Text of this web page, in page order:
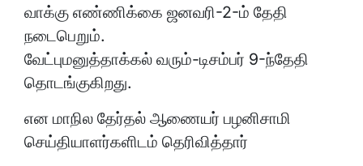
வாக்கு எண்ணிக்கை ஜனவரி-2-ம் தேதி
நடைபெறும்.
வேட்புமனுத்தாக்கல் வரும்-டிசம்பர் 9-ந்தேதி
தொடங்குகிறது.
என மாநில தேர்தல் ஆணையர் பழனிசாமி
செய்தியாளர்களிடம் தெரிவித்தார்